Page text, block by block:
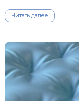
Читать далее